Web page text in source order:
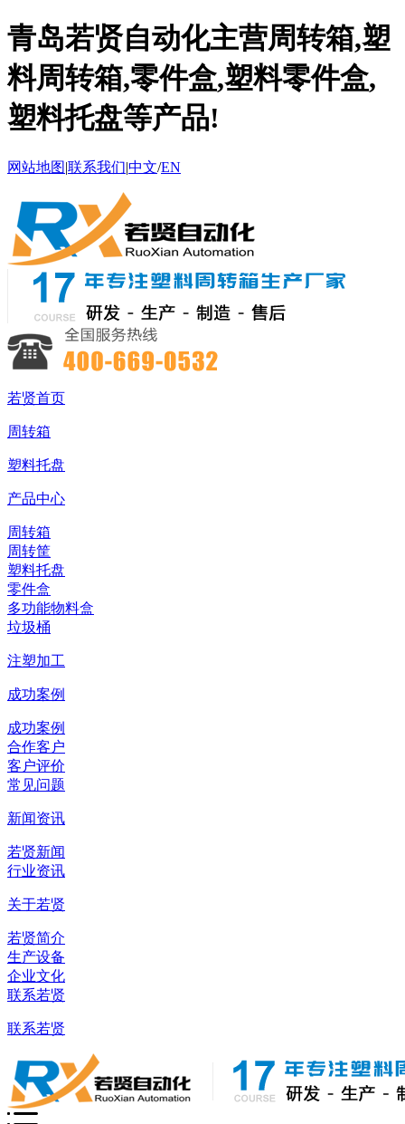
青岛若贤自动化主营周转箱,塑
料周转箱,零件盒,塑料零件盒,
塑料托盘等产品!
网站地图|联系我们|中文/EN
若贤首页
周转箱
塑料托盘
产品中心
周转箱
周转筐
塑料托盘
零件盒
多功能物料盒
垃圾桶
注塑加工
成功案例
成功案例
合作客户
客户评价
常见问题
新闻资讯
若贤新闻
行业资讯
关于若贤
若贤简介
生产设备
企业文化
联系若贤
联系若贤